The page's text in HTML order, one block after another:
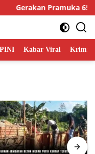
Karakter,
Kabar Viral